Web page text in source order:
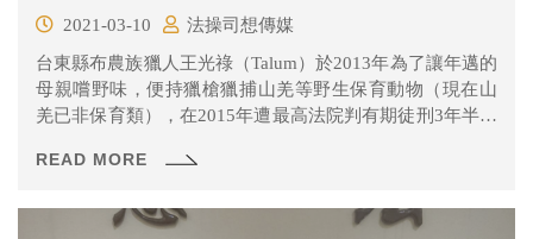
2021-03-10
法操司想傳媒
台東縣布農族獵人王光祿（Talum）於2013年為了讓年邁的
母親嚐野味，便持獵槍獵捕山羌等野生保育動物（現在山
羌已非保育類），在2015年遭最高法院判有期徒刑3年半定
停止審理程序並聲請釋憲。
READ MORE